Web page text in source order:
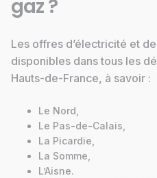
gaz ?
Les offres d’électricité et
disponibles dans tous les
Hauts-de-France, à savoir :
Le Nord,
Le Pas-de-Calais,
La Picardie,
La Somme,
L’Aisne.